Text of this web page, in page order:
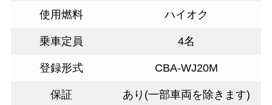
使用燃料 ハイオク
乗車定員 4名
登録形式 CBA-WJ20M
保証
あり(一部車両を除きます)